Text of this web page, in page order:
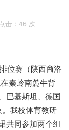
击： 46 次
位赛（陕西商洛
秦岭南麓牛背
巴基斯坦、德国
我校体育教研
共同参加两个组